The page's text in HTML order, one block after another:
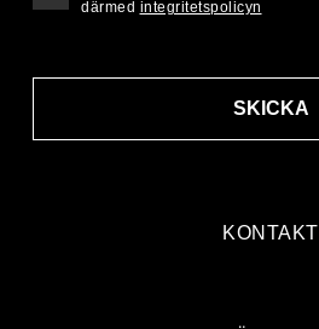
KONTAKT
SKICKA
därmed integritetspolicyn